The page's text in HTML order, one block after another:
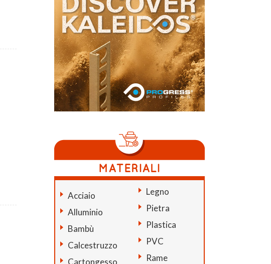
Acciaio
Alluminio
Bambù
Calcestruzzo
Cartongesso
Legno
Pietra
Plastica
PVC
Rame